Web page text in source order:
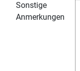
Sonstige
Anmerkungen